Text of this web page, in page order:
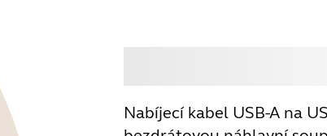
Nabíjecí kabel USB-A na